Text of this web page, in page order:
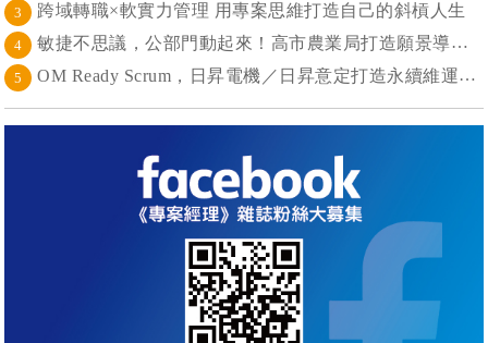
3 跨域轉職×軟實力管理 用專案思維打造自己的斜槓人生
4 敏捷不思議，公部門動起來！高市農業局打造願景導向的社區敏捷自組織
5 OM Ready Scrum，日昇電機／日昇意定打造永續維運新典範